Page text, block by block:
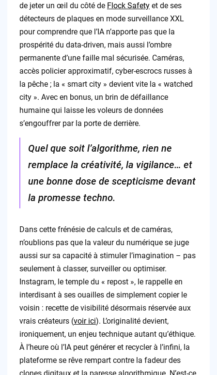
de jeter un œil du côté de Flock Safetyet de ses
détecteurs de plaques en mode surveillance XXL
pour comprendre que l’IA n’apporte pas que la
prospérité du data-driven, mais aussi l’ombre
permanente d’une faille mal sécurisée. Caméras,
accès policier approximatif, cyber-escrocs russes à
la pêche ; la « smart city » devient vite la « watched
city ». Avec en bonus, un brin de défaillance
humaine qui laisse les voleurs de données
s’engouffrer par la porte de derrière.
Quel que soit l’algorithme, rien ne
remplace la créativité, la vigilance… et
une bonne dose de scepticisme devant
la promesse techno.
Dans cette frénésie de calculs et de caméras,
n’oublions pas que la valeur du numérique se juge
aussi sur sa capacité à stimuler l’imagination – pas
seulement à classer, surveiller ou optimiser.
Instagram, le temple du « repost », le rappelle en
interdisant à ses ouailles de simplement copier le
voisin : recette de visibilité désormais réservée aux
vrais créateurs (voir ici). L’originalité devient,
ironiquement, un enjeu technique autant qu’éthique.
À l’heure où l’IA peut générer et recycler à l’infini, la
plateforme se rêve rempart contre la fadeur des